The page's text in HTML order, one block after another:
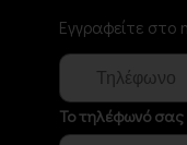
Εγγραφείτε
Το τηλέφωνό σας